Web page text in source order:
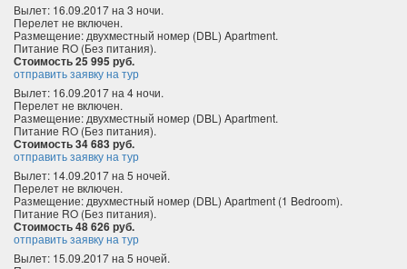
Вылет: 16.09.2017 на 3 ночи.
Перелет не включен.
Размещение: двухместный номер (DBL) Apartment.
Питание RO (Без питания).
Стоимость 25 995 руб.
отправить заявку на тур
Вылет: 16.09.2017 на 4 ночи.
Перелет не включен.
Размещение: двухместный номер (DBL) Apartment.
Питание RO (Без питания).
Стоимость 34 683 руб.
отправить заявку на тур
Вылет: 14.09.2017 на 5 ночей.
Перелет не включен.
Размещение: двухместный номер (DBL) Apartment (1 Bedroom).
Питание RO (Без питания).
Стоимость 48 626 руб.
отправить заявку на тур
Вылет: 15.09.2017 на 5 ночей.